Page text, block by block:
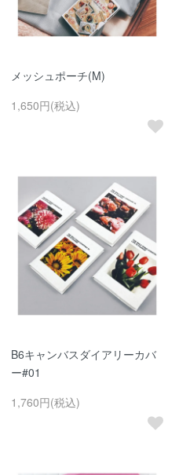
メッシュポーチ(M)
1,650円(税込)
B6キャンバスダイアリーカバ
ー#01
1,760円(税込)